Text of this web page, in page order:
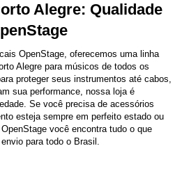
Alegre: Qualidade
OpenStage, oferecemos uma linha
Alegre para músicos de todos os
proteger seus instrumentos até cabos,
sua performance, nossa loja é
Se você precisa de acessórios
esteja sempre em perfeito estado ou
você encontra tudo o que
para todo o Brasil.